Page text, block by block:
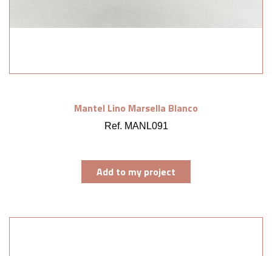
Mantel Lino Marsella Blanco
Ref. MANL091
Add to my project